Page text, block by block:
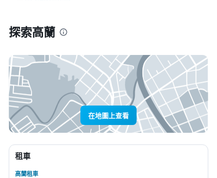
探索高蘭
在地圖上查看
租車
高蘭租車